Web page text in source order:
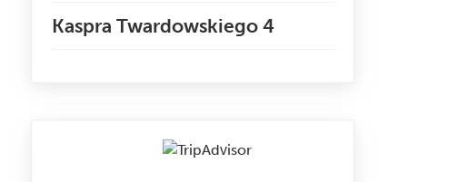
Kaspra Twardowskiego 4